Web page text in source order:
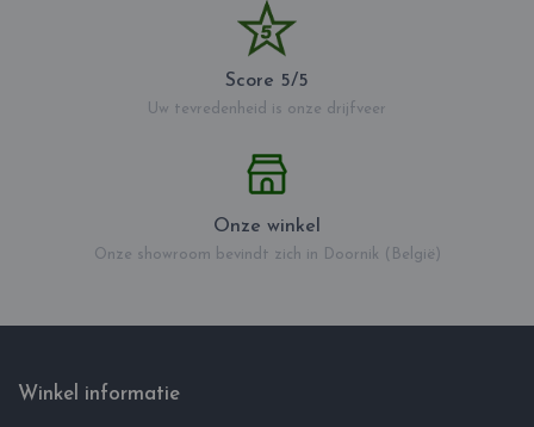
Score 5/5
Uw tevredenheid is onze drijfveer
Onze winkel
Onze showroom bevindt zich in Doornik (België)
Winkel informatie